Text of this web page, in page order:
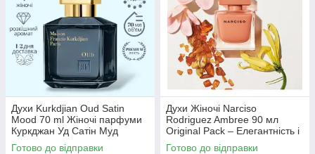
Духи Kurkdjian Oud Satin
Mood 70 ml Жіночі парфуми
Куркджан Уд Сатін Муд
Original Pack
Готово до відправки
Духи Жіночі Narciso
Rodriguez Ambree 90 мл
Original Pack – Елегантність і
чуттєвість в кожному подиху
Готово до відправки